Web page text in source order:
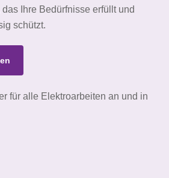
Ihre Bedürfnisse erfüllt und
schützt.